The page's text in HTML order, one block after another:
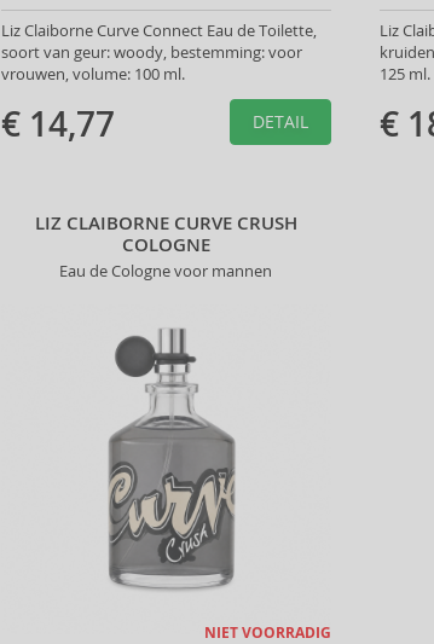
Liz Claiborne Curve Connect Eau de Toilette,
soort van geur: woody, bestemming: voor
vrouwen, volume: 100 ml.
€ 14,77 DETAIL
Liz
125 ml.
€
LIZ CLAIBORNE CURVE CRUSH
COLOGNE
Eau de Cologne voor mannen
NIET VOORRADIG